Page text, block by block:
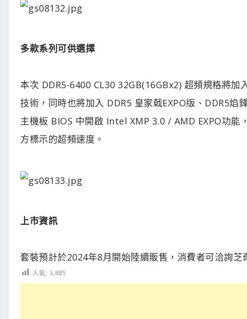
多款系列可供選擇
本次 DDR5-6400 CL30 32GB(16GBx2) 超頻規格將
技術，同時也將加入 DDR5 皇家戟EXPO版、DDR5焰
主機板 BIOS 中開啟 Intel XMP 3.0 / AMD EXPO功能
方標示的超頻速度。
上市資訊
套裝預計於2024年8月開始陸續販售，消費者可洽詢芝
人氣: 3,885